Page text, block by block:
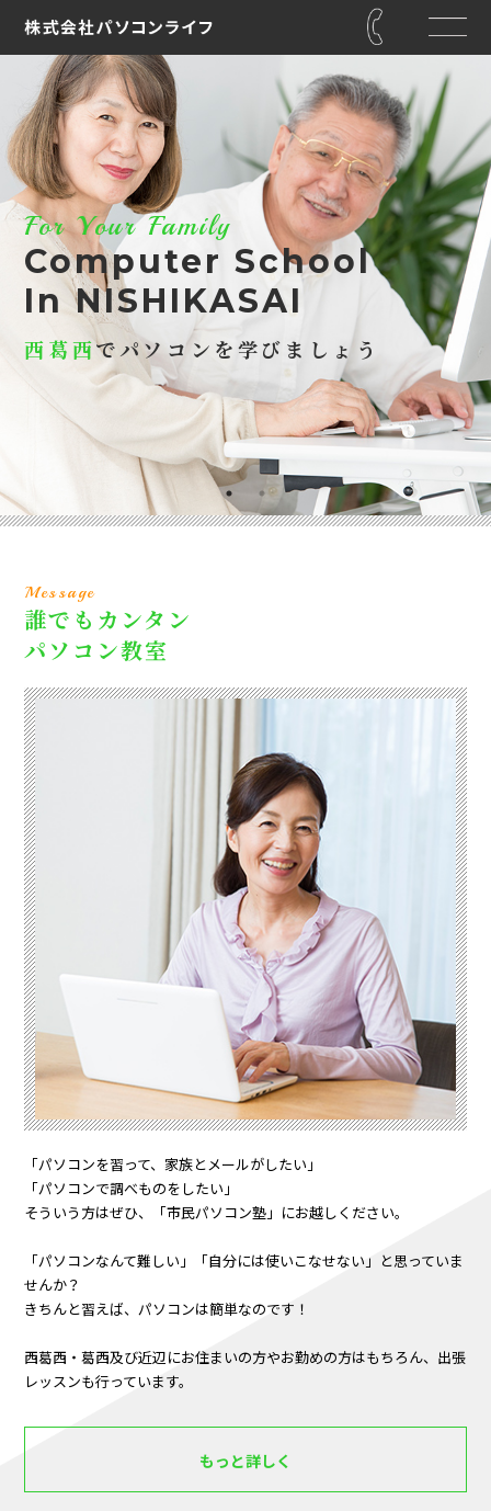
For Your Family
Computer School
In NISHIKASAI
西葛西でパソコンを学びましょう
Message
誰でもカンタン
パソコン教室
「パソコンを習って、家族とメールがしたい」
「パソコンで調べものをしたい」
そういう方はぜひ、「市民パソコン塾」にお越しください。
「パソコンなんて難しい」「自分には使いこなせない」と思っていま
せんか？
きちんと習えば、パソコンは簡単なのです！
西葛西・葛西及び近辺にお住まいの方やお勤めの方はもちろん、出張
レッスンも行っています。
もっと詳しく